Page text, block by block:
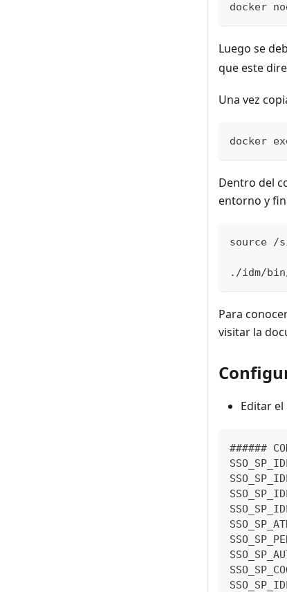
docker
Luego se
que este
Una vez
docker
Dentro del
entorno y
source /
./idm/
Para
visitar la
Editar
######